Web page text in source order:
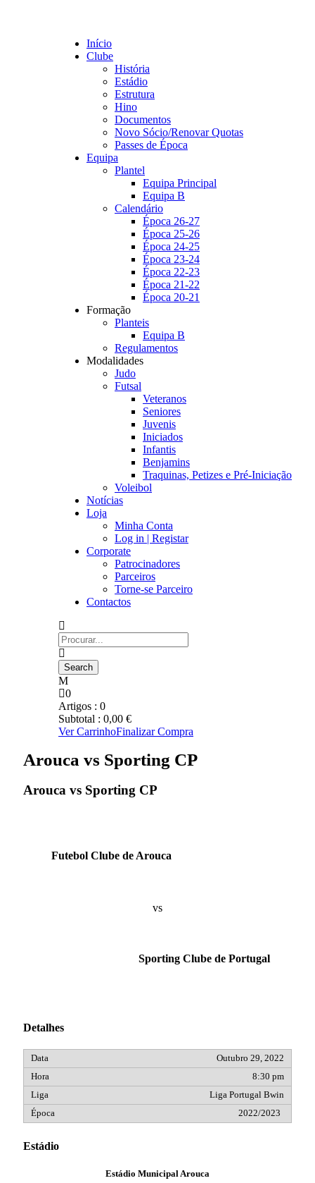
Início
Clube
História
Estádio
Estrutura
Hino
Documentos
Novo Sócio/Renovar Quotas
Passes de Época
Equipa
Plantel
Equipa Principal
Equipa B
Calendário
Época 26-27
Época 25-26
Época 24-25
Época 23-24
Época 22-23
Época 21-22
Época 20-21
Formação
Planteis
Equipa B
Regulamentos
Modalidades
Judo
Futsal
Veteranos
Seniores
Juvenis
Iniciados
Infantis
Benjamins
Traquinas, Petizes e Pré-Iniciação
Voleibol
Notícias
Loja
Minha Conta
Log in | Registar
Corporate
Patrocinadores
Parceiros
Torne-se Parceiro
Contactos
0
Artigos : 0
Subtotal : 0,00 €
Ver CarrinhoFinalizar Compra
Arouca vs Sporting CP
Arouca vs Sporting CP
Futebol Clube de Arouca
vs
Sporting Clube de Portugal
Detalhes
Outubro 29, 2022
8:30 pm
Liga Portugal Bwin
2022/2023
Estádio
Estádio Municipal Arouca